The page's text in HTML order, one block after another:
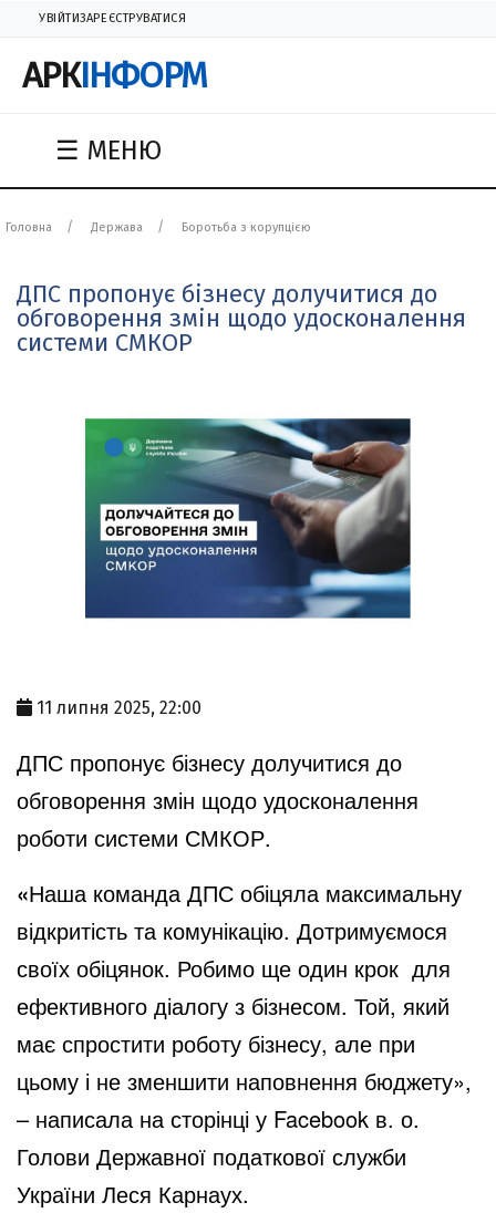
УВІЙТИЗАРЕЄСТРУВАТИСЯ
АРКІНФОРМ
☰ МЕНЮ
Головна Держава Боротьба з корупцією
ДПС пропонує бізнесу долучитися до
обговорення змін щодо удосконалення
системи СМКОР
11 липня 2025, 22:00
ДПС пропонує бізнесу долучитися до
обговорення змін щодо удосконалення
роботи системи СМКОР.
«Наша команда ДПС обіцяла максимальну
відкритість та комунікацію. Дотримуємося
своїх обіцянок. Робимо ще один крок для
ефективного діалогу з бізнесом. Той, який
має спростити роботу бізнесу, але при
цьому і не зменшити наповнення бюджету»,
– написала на сторінці у Facebook в. о.
Голови Державної податкової служби
України Леся Карнаух.